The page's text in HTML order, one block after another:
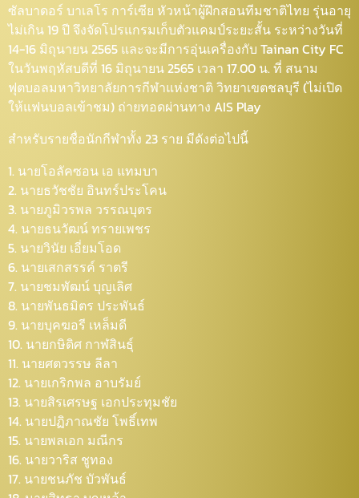
ซัลบาดอร์ บาเลโร การ์เซีย หัวหน้าผู้ฝึกสอนทีมชาติไทย รุ่นอายุ
ไม่เกิน 19 ปี จึงจัดโปรแกรมเก็บตัวแคมป์ระยะสั้น ระหว่างวันที่
14-16 มิถุนายน 2565 และจะมีการอุ่นเครื่องกับ Tainan City FC
ในวันพฤหัสบดีที่ 16 มิถุนายน 2565 เวลา 17.00 น. ที่ สนาม
ฟุตบอลมหาวิทยาลัยการกีฬาแห่งชาติ วิทยาเขตชลบุรี (ไม่เปิด
ให้แฟนบอลเข้าชม) ถ่ายทอดผ่านทาง AIS Play
สำหรับรายชื่อนักกีฬาทั้ง 23 ราย มีดังต่อไปนี้
1. นายโอลัคซอน เอ แทมบา
2. นายธวัชชัย อินทร์ประโคน
3. นายภูมิวรพล วรรณบุตร
4. นายธนวัฒน์ ทรายเพชร
5. นายวินัย เอี่ยมโอด
6. นายเสกสรรค์ ราตรี
7. นายชมพัฒน์ บุญเลิศ
8. นายพันธมิตร ประพันธ์
9. นายบุคฆอรี เหล็มดี
10. นายกษิดิศ กาฬสินธุ์
11. นายศตวรรษ ลีลา
12. นายเกริกพล อาบรัมย์
13. นายสิรเศรษฐ เอกประทุมชัย
14. นายปฏิภาณชัย โพธิ์เทพ
15. นายพลเอก มณีกร
16. นายวาริส ชูทอง
17. นายชนภัช บัวพันธ์